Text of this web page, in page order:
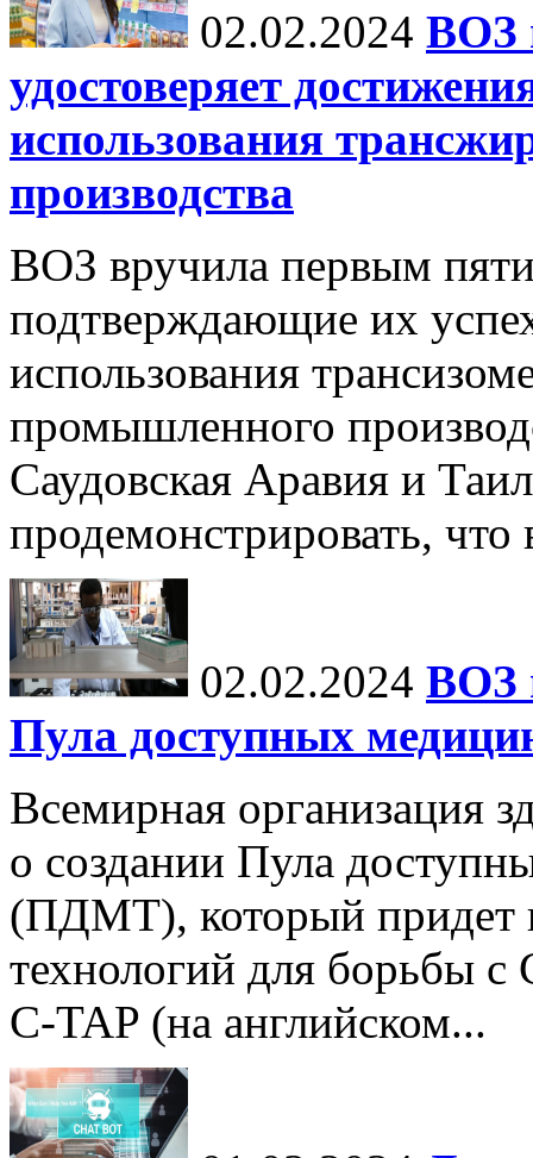
02.02.2024 ВОЗ
удостоверяет
использования
производства
ВОЗ вручила первым
подтверждающие их
использования
промышленного
Саудовская Аравия и
продемонстрировать, что
02.02.2024 ВОЗ
Пула доступных
Всемирная организация
о создании Пула
(ПДМТ), который придет
технологий для борьбы
C-TAP (на английском...